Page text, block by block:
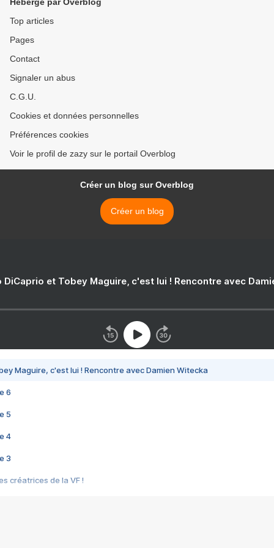
Top articles
Pages
Contact
Signaler un abus
C.G.U.
Cookies et données personnelles
Préférences cookies
Voir le profil de zazy sur le portail Overblog
Créer un blog sur Overblog
Créer un blog
DiCaprio et Tobey Maguire, c'est lui ! Rencontre avec
Maguire, c'est lui ! Rencontre avec Damien Witecka
6
5
4
3
créatrices de la VF !